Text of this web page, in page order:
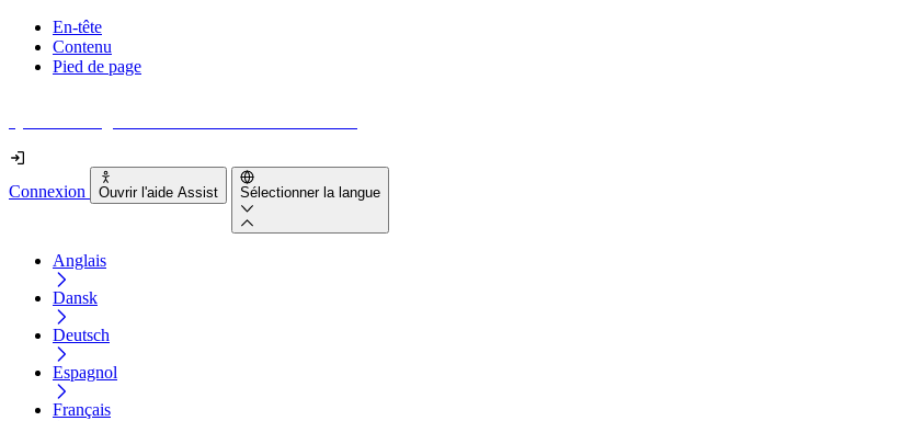
En-tête
Contenu
Pied de page
Connexion Ouvrir l'aide Assist Sélectionner la langue
Anglais
Dansk
Deutsch
Espagnol
Français